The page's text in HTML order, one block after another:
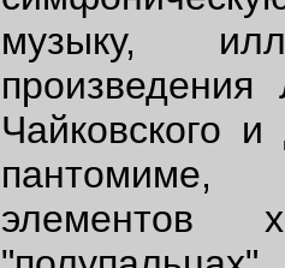
музыку,
Чайковского
элементов